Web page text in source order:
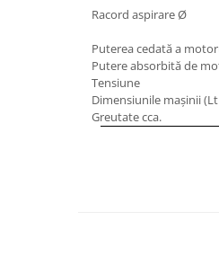
Masini de slefuit combinate
Masini de slefuit cu disc
Masini de slefuit cu mediu umed si
Masini de slefuit cutite de gravat
Racord aspirare Ø
Puterea cedată a
Putere absorbită de
Tensiune
Dimensiunile maşinii
Greutate cca.